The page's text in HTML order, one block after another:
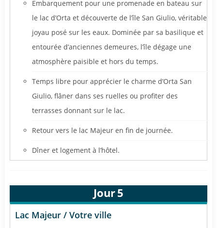
Embarquement pour une promenade en bateau sur
le lac d’Orta et découverte de l’île San Giulio, véritable
joyau posé sur les eaux. Dominée par sa basilique et
entourée d’anciennes demeures, l’île dégage une
atmosphère paisible et hors du temps.
Temps libre pour apprécier le charme d’Orta San
Giulio, flâner dans ses ruelles ou profiter des
terrasses donnant sur le lac.
Retour vers le lac Majeur en fin de journée.
Dîner et logement à l’hôtel.
Jour5
Lac Majeur / Votre ville